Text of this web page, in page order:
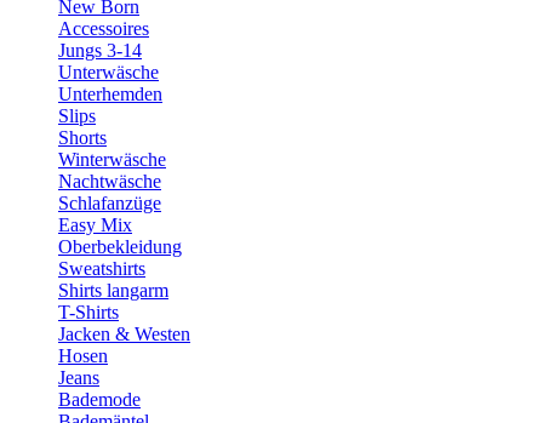
New Born
Accessoires
Jungs 3-14
Unterwäsche
Unterhemden
Slips
Shorts
Winterwäsche
Nachtwäsche
Schlafanzüge
Easy Mix
Oberbekleidung
Sweatshirts
Shirts langarm
T-Shirts
Jacken & Westen
Hosen
Jeans
Bademode